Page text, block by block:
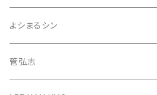
よシまるシン
管弘志